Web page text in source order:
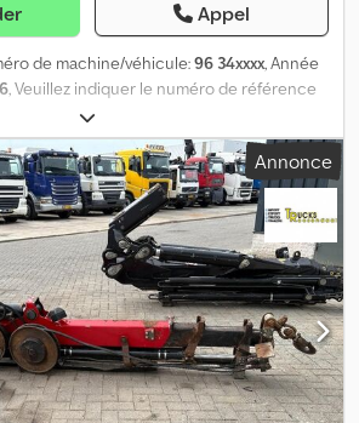
Appel
de machine/véhicule:96 34xxxx, Année
, Veuillez indiquer le numéro de référence
Spécifications : Année de fabrication :
de grue Dcodpszqmi Rsfx Ahcjk
de grue Grappin Béquilles Grappin
en option Disponible immédiatement
: 1150 grue avec grappin. = Informations
: Transport de marchandises Veuillez
pour plus d'informations.
Annonce